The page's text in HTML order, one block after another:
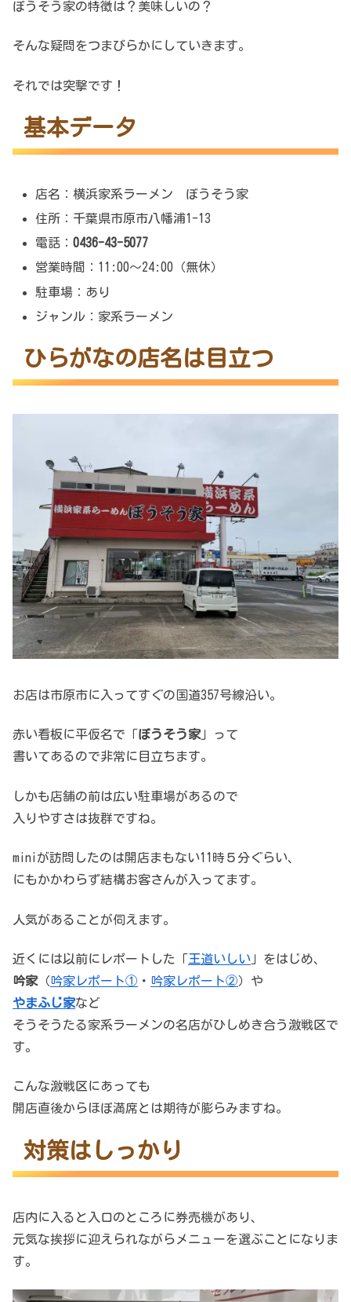
ぼうそう家の特徴は？美味しいの？
そんな疑問をつまびらかにしていきます。
それでは突撃です！
基本データ
店名：横浜家系ラーメン ぼうそう家
住所：千葉県市原市八幡浦1-13
電話：0436-43-5077
営業時間：11:00～24:00（無休）
駐車場：あり
ジャンル：家系ラーメン
ひらがなの店名は目立つ
お店は市原市に入ってすぐの国道357号線沿い。
赤い看板に平仮名で「ぼうそう家 」って
書いてあるので非常に目立ちます。
しかも店舗の前は広い駐車場があるので
入りやすさは抜群ですね。
miniが訪問したのは開店まもない11時５分ぐらい、
にもかかわらず結構お客さんが入ってます。
人気があることが伺えます。
近くには以前にレポートした「 王道いしい 」をはじめ、
吟家 （吟家レポート① ・ 吟家レポート②）や
やまふじ家など
そうそうたる家系ラーメンの名店がひしめき合う激戦区で
す。
こんな激戦区にあっても
開店直後からほぼ満席とは期待が膨らみますね。
対策はしっかり
店内に入ると入口のところに券売機があり、
元気な挨拶に迎えられながらメニューを選ぶことになりま
す。